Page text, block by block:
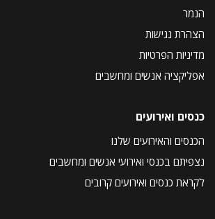
הנמר
הצהרת נגישות
מדיניות הפרטיות
אפליקציה אנשים ומחשבים
כנסים ואירועים
הכנסים והאירועים שלנו
נצפיתם בכנסי ואירועי אנשים ומחשבים
לקראת כנסים ואירועים קרובים